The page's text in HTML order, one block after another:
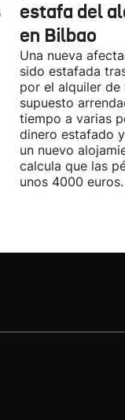
estafa del
en Bilbao
Una nueva
sido estafada
por el alquiler de
supuesto
tiempo a varias
dinero estafado
un nuevo
calcula que las
unos 4000 euros.